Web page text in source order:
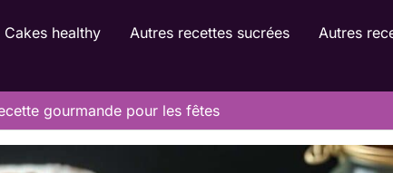
Cakes healthy Autres recettes sucrées Autres
gourmande pour les fêtes